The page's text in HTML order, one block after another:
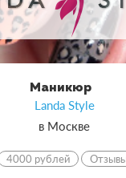
Маникюр
Landa Style
в Москве
4000 рублей